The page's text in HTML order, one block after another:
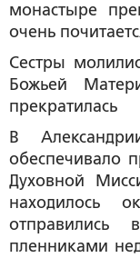
монастыре
очень
Сестры
Божьей
прекратилась
В
обеспечивало
Духовной
находилось
отправились
пленниками